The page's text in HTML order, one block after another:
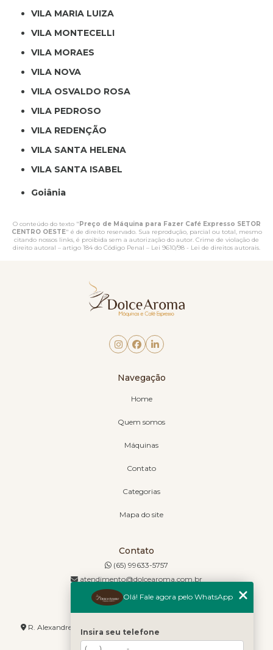
VILA MARIA LUIZA
VILA MONTECELLI
VILA MORAES
VILA NOVA
VILA OSVALDO ROSA
VILA PEDROSO
VILA REDENÇÃO
VILA SANTA HELENA
VILA SANTA ISABEL
Goiânia
O conteúdo do texto "Preço de Máquina para Fazer Café Expresso SETOR
CENTRO OESTE" é de direito reservado. Sua reprodução, parcial ou total, mesmo
citando nossos links, é proibida sem a autorização do autor. Crime de violação de
direito autoral – artigo 184 do Código Penal – Lei 9610/98 - Lei de direitos autorais
Navegação
Home
Quem somos
Máquinas
Contato
Categorias
Mapa do site
Contato
(65) 99633-5757
atendimento@dolcearoma.com.br
Endereço
R. Alexandre de Barros, 1730 - Jordão - Cuiabá - MT - 78085-636
Olá! Fale agora pelo WhatsApp
Insira seu telefone